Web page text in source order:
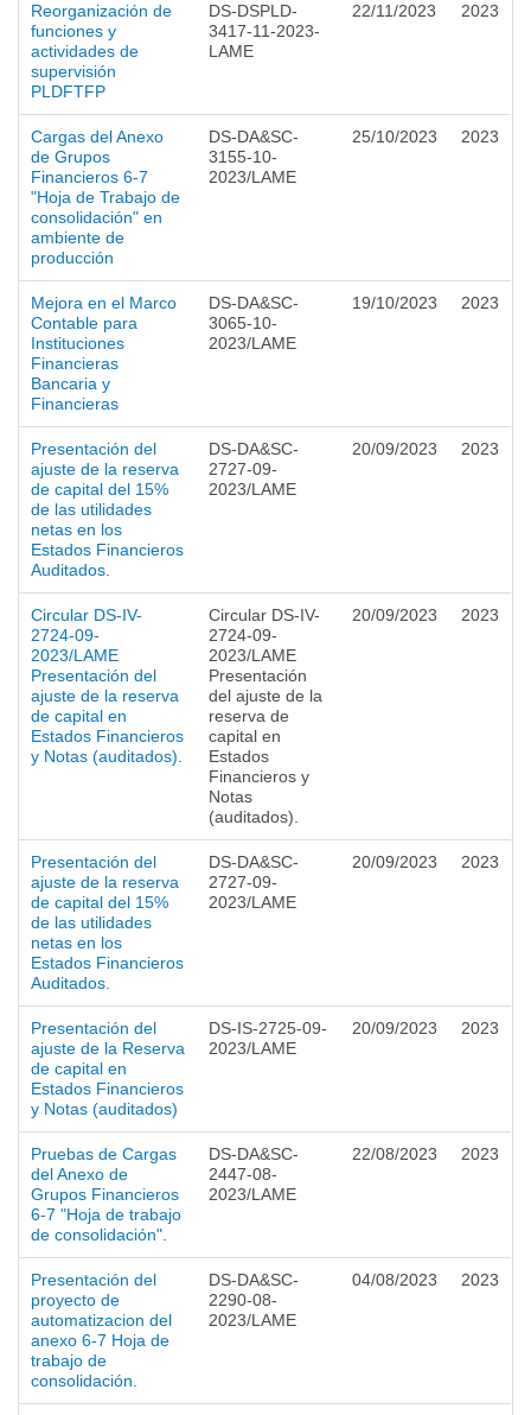
Reorganización de
funciones y
actividades de
supervisión
PLDFTFP
DS-DSPLD-
3417-11-2023-
LAME
22/11/2023 2023
Cargas del Anexo
de Grupos
Financieros 6-7
"Hoja de Trabajo de
consolidación" en
ambiente de
producción
DS-DA&SC-
3155-10-
2023/LAME
25/10/2023 2023
Mejora en el Marco
Contable para
Instituciones
Financieras
Bancaria y
Financieras
DS-DA&SC-
3065-10-
2023/LAME
19/10/2023 2023
Presentación del
ajuste de la reserva
de capital del 15%
de las utilidades
netas en los
Estados Financieros
Auditados.
DS-DA&SC-
2727-09-
2023/LAME
20/09/2023 2023
Circular DS-IV-
2724-09-
2023/LAME
Presentación del
ajuste de la reserva
de capital en
Estados Financieros
y Notas (auditados).
Circular DS-IV-
2724-09-
2023/LAME
Presentación
del ajuste de la
reserva de
capital en
Estados
Financieros y
Notas
(auditados).
20/09/2023 2023
Presentación del
ajuste de la reserva
de capital del 15%
de las utilidades
netas en los
Estados Financieros
Auditados.
DS-DA&SC-
2727-09-
2023/LAME
20/09/2023 2023
Presentación del
ajuste de la Reserva
de capital en
Estados Financieros
y Notas (auditados)
DS-IS-2725-09-
2023/LAME
20/09/2023 2023
Pruebas de Cargas
del Anexo de
Grupos Financieros
6-7 "Hoja de trabajo
de consolidación".
DS-DA&SC-
2447-08-
2023/LAME
22/08/2023 2023
Presentación del
proyecto de
automatizacion del
anexo 6-7 Hoja de
trabajo de
consolidación.
DS-DA&SC-
2290-08-
2023/LAME
04/08/2023 2023